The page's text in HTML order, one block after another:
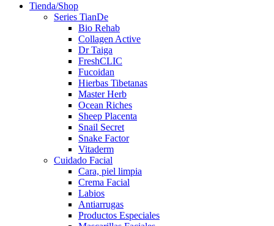
Tienda/Shop
Series TianDe
Bio Rehab
Collagen Active
Dr Taiga
FreshCLIC
Fucoidan
Hierbas Tibetanas
Master Herb
Ocean Riches
Sheep Placenta
Snail Secret
Snake Factor
Vitaderm
Cuidado Facial
Cara, piel limpia
Crema Facial
Labios
Antiarrugas
Productos Especiales